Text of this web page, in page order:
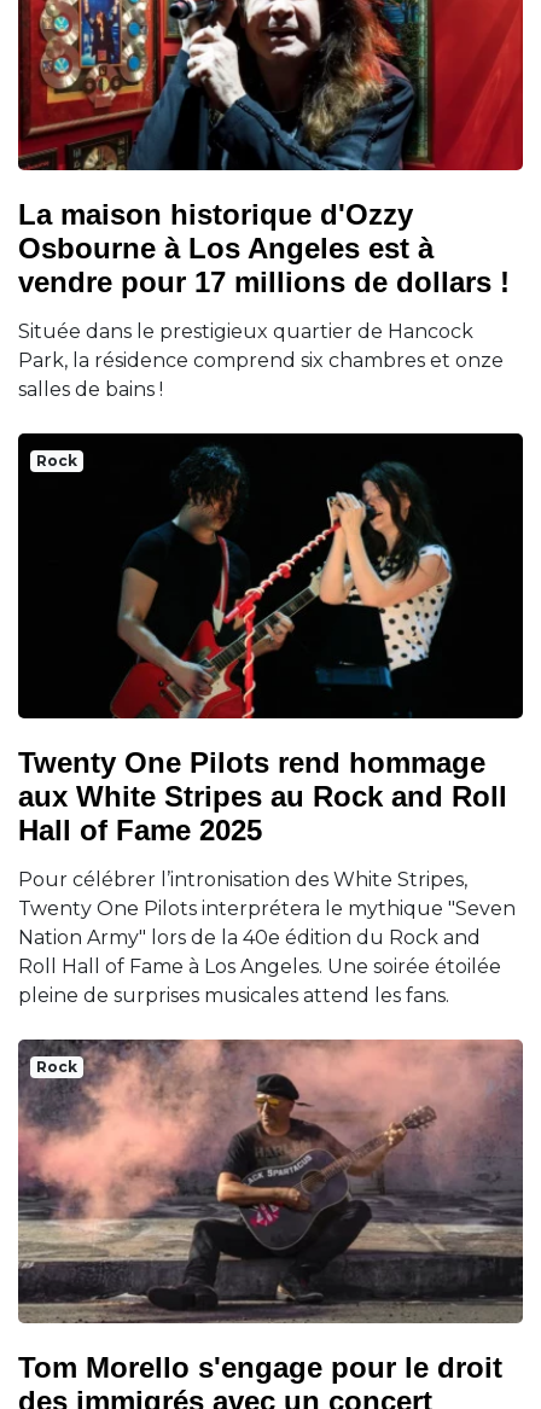
La maison historique d'Ozzy
Osbourne à Los Angeles est à
vendre pour 17 millions de dollars !
Située dans le prestigieux quartier de Hancock
Park, la résidence comprend six chambres et onze
salles de bains !
Rock
Twenty One Pilots rend hommage
aux White Stripes au Rock and Roll
Hall of Fame 2025
Pour célébrer l’intronisation des White Stripes,
Twenty One Pilots interprétera le mythique "Seven
Nation Army" lors de la 40e édition du Rock and
Roll Hall of Fame à Los Angeles. Une soirée étoilée
pleine de surprises musicales attend les fans.
Rock
Tom Morello s'engage pour le droit
des immigrés avec un concert